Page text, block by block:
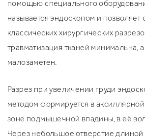
помощью специального
называется эндоскопом и позволяет
классических хирургических
травматизация тканей минимальна,
малозаметен.
Разрез при увеличении груди
методом формируется в аксиллярной
зоне подмышечной впадины, в её
Через небольшое отверстие длиной